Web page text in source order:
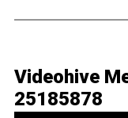
Videohive
25185878